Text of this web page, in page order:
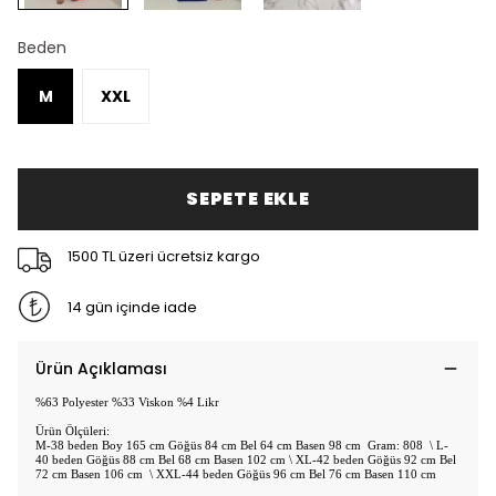
Beden
M XXL
SEPETE EKLE
1500 TL üzeri ücretsiz kargo
14 gün içinde iade
Ürün Açıklaması
%63 Polyester %33 Viskon %4 Likr
Ürün Ölçüleri:
M-38 beden Boy 165 cm Göğüs 84 cm Bel 64 cm Basen 98 cm Gram: 808 \ L-
40 beden Göğüs 88 cm Bel 68 cm Basen 102 cm \ XL-42 beden Göğüs 92 cm Bel
72 cm Basen 106 cm \ XXL-44 beden Göğüs 96 cm Bel 76 cm Basen 110 cm